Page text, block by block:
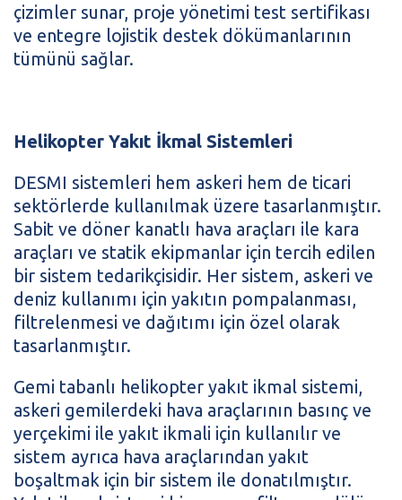
çizimler sunar, proje yönetimi test sertifikası
ve entegre lojistik destek dökümanlarının
tümünü sağlar.
Helikopter Yakıt İkmal Sistemleri
DESMI sistemleri hem askeri hem de ticari
sektörlerde kullanılmak üzere tasarlanmıştır.
Sabit ve döner kanatlı hava araçları ile kara
araçları ve statik ekipmanlar için tercih edilen
bir sistem tedarikçisidir. Her sistem, askeri ve
deniz kullanımı için yakıtın pompalanması,
filtrelenmesi ve dağıtımı için özel olarak
tasarlanmıştır.
Gemi tabanlı helikopter yakıt ikmal sistemi,
askeri gemilerdeki hava araçlarının basınç ve
yerçekimi ile yakıt ikmali için kullanılır ve
sistem ayrıca hava araçlarından yakıt
boşaltmak için bir sistem ile donatılmıştır.